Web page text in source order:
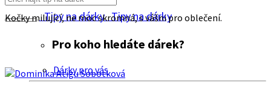
Tipy na dárkyTipy na dárky
Pro koho hledáte dárek?
Dárky pro vás
Kočky milující, ne moc skromná, s vášni pro oblečení.